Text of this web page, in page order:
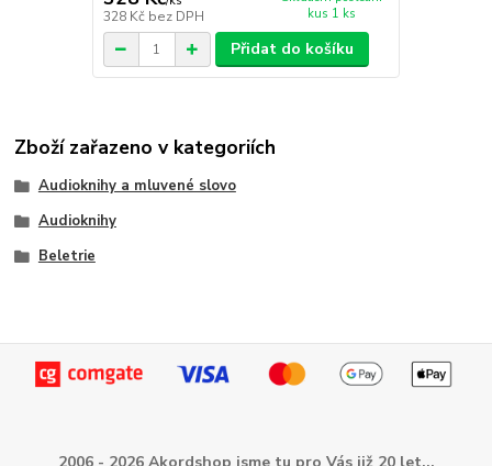
328 Kč bez DPH
kus 1 ks
Přidat do košíku
Zboží zařazeno v kategoriích
Audioknihy a mluvené slovo
Audioknihy
Beletrie